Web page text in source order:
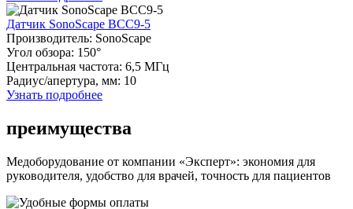
Датчик SonoScape BCC9-5
Производитель: SonoScape
Угол обзора: 150°
Центральная частота: 6,5 МГц
Радиуc/апертура, мм: 10
Узнать подробнее
преимущества
Медоборудование от компании «Эксперт»: экономия для
руководителя, удобство для врачей, точность для пациентов